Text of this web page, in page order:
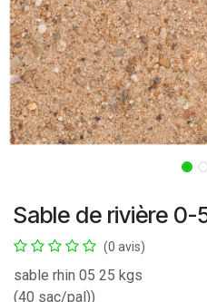
Sable de rivière 0-
(0 avis)
sable rhin 05 25 kgs
(40 sac/pal))